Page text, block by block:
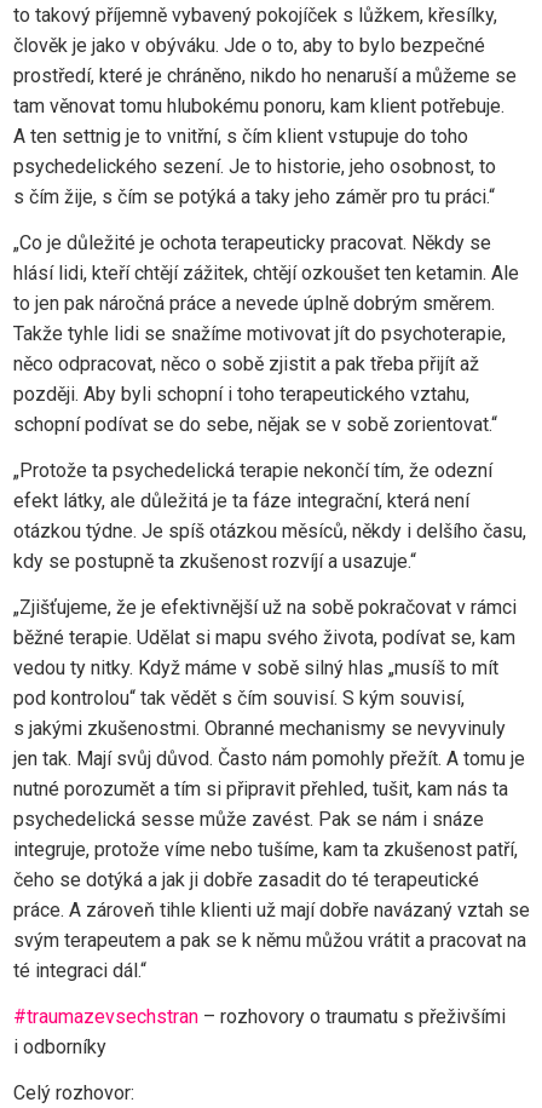
to takový příjemně vybavený pokojíček s lůžkem, křesílky,
člověk je jako v obýváku. Jde o to, aby to bylo bezpečné
prostředí, které je chráněno, nikdo ho nenaruší a můžeme se
tam věnovat tomu hlubokému ponoru, kam klient potřebuje.
A ten settnig je to vnitřní, s čím klient vstupuje do toho
psychedelického sezení. Je to historie, jeho osobnost, to
s čím žije, s čím se potýká a taky jeho záměr pro tu práci.“
„Co je důležité je ochota terapeuticky pracovat. Někdy se
hlásí lidi, kteří chtějí zážitek, chtějí ozkoušet ten ketamin. Ale
to jen pak náročná práce a nevede úplně dobrým směrem.
Takže tyhle lidi se snažíme motivovat jít do psychoterapie,
něco odpracovat, něco o sobě zjistit a pak třeba přijít až
později. Aby byli schopní i toho terapeutického vztahu,
schopní podívat se do sebe, nějak se v sobě zorientovat.“
„Protože ta psychedelická terapie nekončí tím, že odezní
efekt látky, ale důležitá je ta fáze integrační, která není
otázkou týdne. Je spíš otázkou měsíců, někdy i delšího času,
kdy se postupně ta zkušenost rozvíjí a usazuje.“
„Zjišťujeme, že je efektivnější už na sobě pokračovat v rámci
běžné terapie. Udělat si mapu svého života, podívat se, kam
vedou ty nitky. Když máme v sobě silný hlas „musíš to mít
pod kontrolou“ tak vědět s čím souvisí. S kým souvisí,
s jakými zkušenostmi. Obranné mechanismy se nevyvinuly
jen tak. Mají svůj důvod. Často nám pomohly přežít. A tomu je
nutné porozumět a tím si připravit přehled, tušit, kam nás ta
psychedelická sesse může zavést. Pak se nám i snáze
integruje, protože víme nebo tušíme, kam ta zkušenost patří,
čeho se dotýká a jak ji dobře zasadit do té terapeutické
práce. A zároveň tihle klienti už mají dobře navázaný vztah se
svým terapeutem a pak se k němu můžou vrátit a pracovat na
té integraci dál.“
#traumazevsechstran– rozhovory o traumatu s přeživšími
i odborníky
Celý rozhovor: